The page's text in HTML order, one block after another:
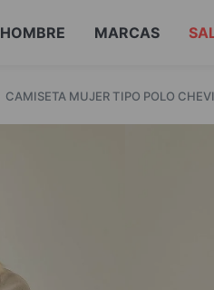
HOMBRE MARCAS
CAMISETA MUJER TIPO POLO